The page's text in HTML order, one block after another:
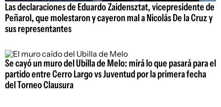
Las declaraciones de Eduardo Zaidensztat, vicepresidente de
Peñarol, que molestaron y cayeron mal a Nicolás De la Cruz y
sus representantes
Se cayó un muro del Ubilla de Melo: mirá lo que pasará para el
partido entre Cerro Largo vs Juventud por la primera fecha
del Torneo Clausura